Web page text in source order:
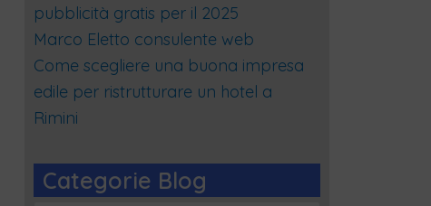
pubblicità gratis per il 2025
Marco Eletto consulente web
Come scegliere una buona impresa
edile per ristrutturare un hotel a
Rimini
Categorie Blog